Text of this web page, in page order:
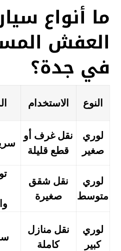
ما أنواع
العفش
في جدة؟
النوع الاستخدام
لوري
صغير
نقل غرف أو
قطع قليلة
لوري
متوسط
نقل شقق
صغيرة
لوري
كبير
نقل منازل
كاملة